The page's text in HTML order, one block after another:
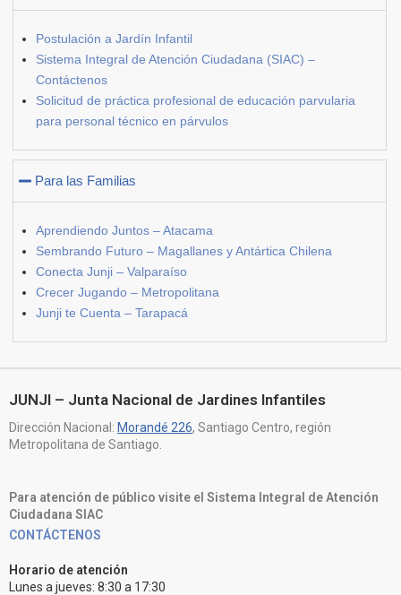
Postulación a Jardín Infantil
Sistema Integral de Atención Ciudadana (SIAC) –
Contáctenos
Solicitud de práctica profesional de educación parvularia
para personal técnico en párvulos
Para las Familias
Aprendiendo Juntos – Atacama
Sembrando Futuro – Magallanes y Antártica Chilena
Conecta Junji – Valparaíso
Crecer Jugando – Metropolitana
Junji te Cuenta – Tarapacá
JUNJI – Junta Nacional de Jardines Infantiles
Dirección Nacional: Morandé 226, Santiago Centro, región
Metropolitana de Santiago.
Para atención de público visite el Sistema Integral de Atención
Ciudadana SIAC
CONTÁCTENOS
Horario de atención
Lunes a jueves: 8:30 a 17:30